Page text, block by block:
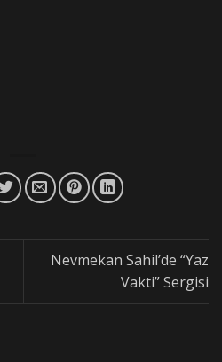
Nevmekan Sahil’de “Yaz
Vakti” Sergisi